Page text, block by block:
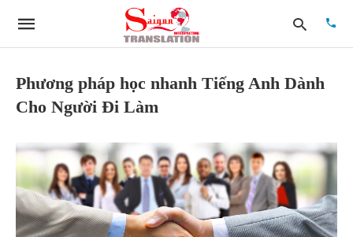
query
enter:
Phương pháp học nhanh Tiếng Anh Dành
Cho Người Đi Làm